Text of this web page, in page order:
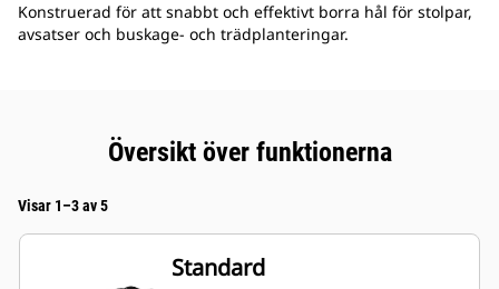
Konstruerad för att snabbt och effektivt borra hål för stolpar,
avsatser och buskage- och trädplanteringar.
Översikt över funktionerna
Visar 1–3 av 5
Standard